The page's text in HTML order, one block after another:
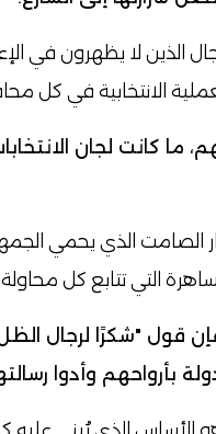
الذين لا يظهرون في
الانتخابية في كل
ما كانت لجان
الصامت الذي يحمي
التي تتابع كل
قول "شكرًا لرجال
بأرواحهم وأدوا
الأساس الذي يُبنى عليه